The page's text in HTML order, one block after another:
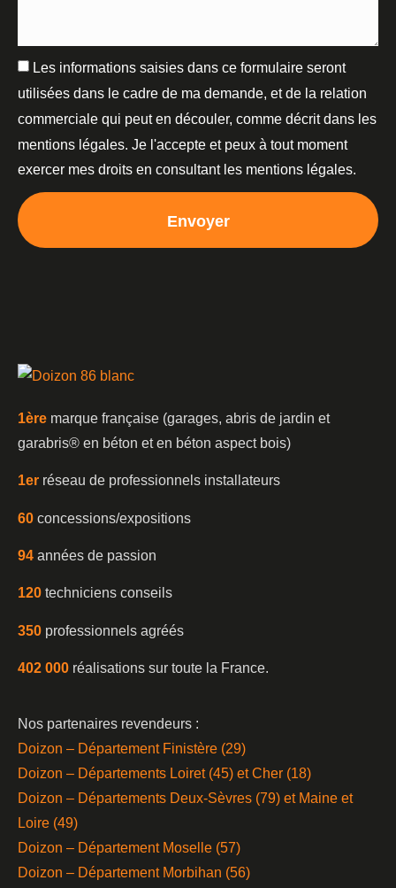
Les informations saisies dans ce formulaire seront
utilisées dans le cadre de ma demande, et de la relation
commerciale qui peut en découler, comme décrit dans les
mentions légales. Je l'accepte et peux à tout moment
exercer mes droits en consultant les mentions légales.
Envoyer
1ère marque française (garages, abris de jardin et
garabris®️ en béton et en béton aspect bois)
1er réseau de professionnels installateurs
60 concessions/expositions
94 années de passion
120 techniciens conseils
350 professionnels agréés
402 000 réalisations sur toute la France.
Nos partenaires revendeurs :
Doizon – Département Finistère (29)
Doizon – Départements Loiret (45) et Cher (18)
Doizon – Départements Deux-Sèvres (79) et Maine et
Loire (49)
Doizon – Département Moselle (57)
Doizon – Département Morbihan (56)